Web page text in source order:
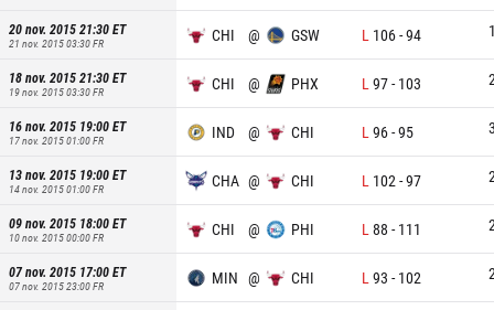
20 nov. 2015 21:30ET
21 nov. 2015 03:30FR CHI @ GSW L 106-94
18 nov. 2015 21:30ET
19 nov. 2015 03:30FR CHI @ PHX L 97- 103
16 nov. 2015 19:00ET
17 nov. 2015 01:00FR IND @ CHI L 96-95
13 nov. 2015 19:00ET
14 nov. 2015 01:00FR CHA @ CHI L 102 -97
09 nov. 2015 18:00ET
10 nov. 2015 00:00FR CHI @ PHI L 88 - 111
07 nov. 2015 17:00ET
07 nov. 2015 23:00FR MIN @ CHI L 93 - 102